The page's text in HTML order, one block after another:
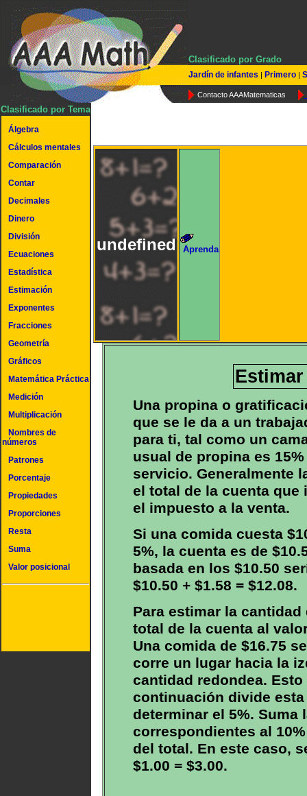
Clasificado por Grado
Jardín de infantes | Primero |
Contacto AAAMatematicas
Clasificado por Tema
Álgebra
Cálculos mentales
Comparación
Contar
Decimales
Dinero
División
Ecuaciones
Estadística
Estimación
Exponentes
Fracciones
Geometría
Gráficos
Matemática Práctica
Medición
Multiplicación
Nombres de
números
Patrones
Porcentaje
Propiedades
Proporciones
Resta
Suma
Valor posicional
undefined Aprenda
Una propina o
que se le da a un
para ti, tal como un
usual de propina es
servicio. Generalmente
el total de la cuenta
el impuesto a la venta.
Si una comida cuesta
5%, la cuenta es de
basada en los $10.50
$10.50 + $1.58 = $12.08.
Para estimar la
total de la cuenta al
Una comida de $16.75
corre un lugar hacia la
cantidad redondea.
continuación divide
determinar el 5%. Suma
correspondientes al
del total. En este caso,
$1.00 = $3.00.